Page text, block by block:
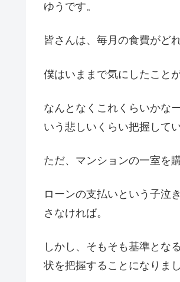
ゆうです。
皆さんは、毎月の食費がど
僕はいままで気にしたこと
なんとなくこれくらいかな
いう悲しいくらい把握して
ただ、マンションの一室を
ローンの支払いという子泣
さなければ。
しかし、そもそも基準とな
状を把握することになりまし